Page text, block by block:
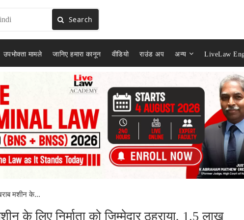
Search
उपभोक्ता मामले जानिए हमारा कानून वीडियो राउंड अप अन्य LiveLaw
मशीन के...
के लिए निर्माता को जिम्मेदार ठहराया, 1.5 लाख